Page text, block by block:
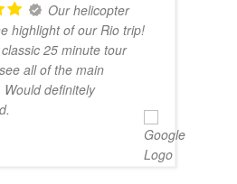
Our helicopter
highlight of our Rio trip!
25 minute tour
all of the main
Would definitely